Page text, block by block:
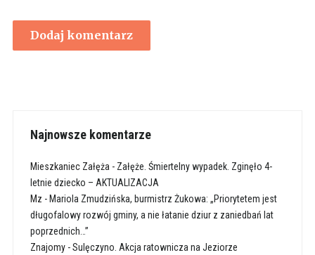
Najnowsze komentarze
Mieszkaniec Załęża - Załęże. Śmiertelny wypadek. Zginęło 4-
letnie dziecko – AKTUALIZACJA
Mz - Mariola Zmudzińska, burmistrz Żukowa: „Priorytetem jest
długofalowy rozwój gminy, a nie łatanie dziur z zaniedbań lat
poprzednich…”
Znajomy-Sulęczyno. Akcja ratownicza na Jeziorze